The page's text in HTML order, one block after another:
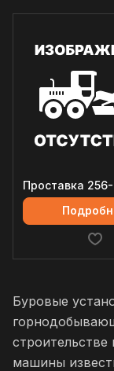
Проставка
Буровые
машины